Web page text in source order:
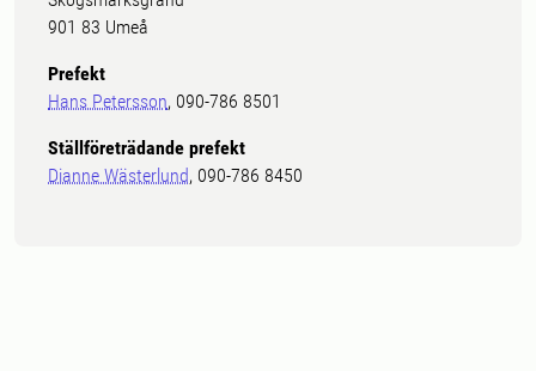
901 83 Umeå
Prefekt
Hans Petersson, 090-786 8501
Ställföreträdande prefekt
Dianne Wästerlund, 090-786 8450